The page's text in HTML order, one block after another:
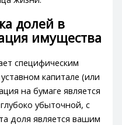
долей в
имущества
специфическим
капитале (или
на бумаге является
убыточной, с
доля является вашим